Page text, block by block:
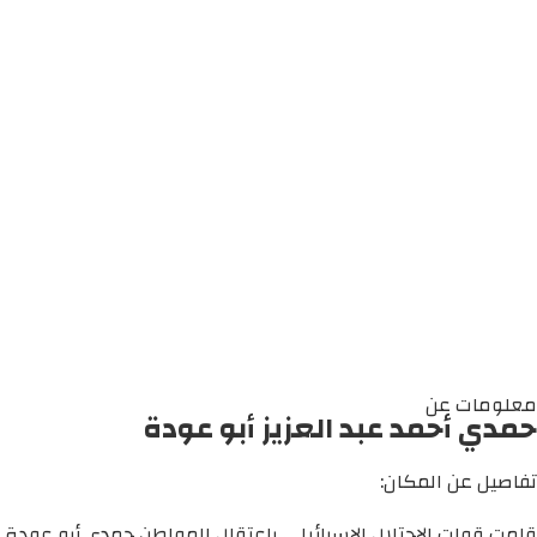
معلومات عن
حمدي أحمد عبد العزيز أبو عودة
تفاصيل عن المكان: